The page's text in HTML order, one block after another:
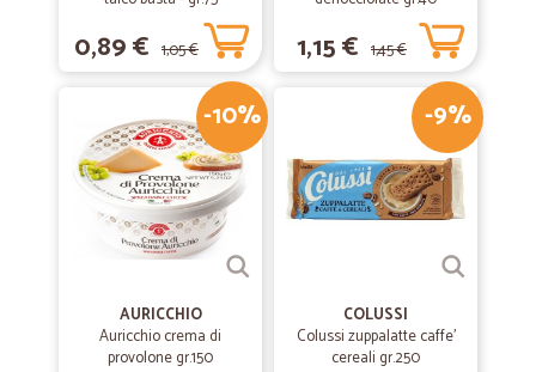
0,89 € 1,05 € 1,15 € 1,45 €
-10%
AURICCHIO
Auricchio crema di
provolone gr.150
-9%
COLUSSI
Colussi zuppalatte caffe'
cereali gr.250